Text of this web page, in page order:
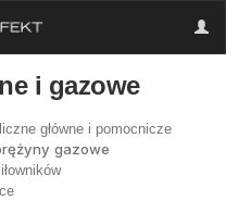
i gazowe
główne i pomocnicze
gazowe